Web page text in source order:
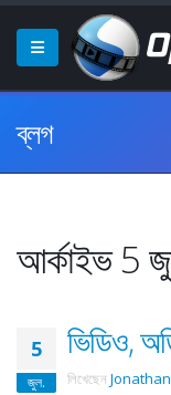
ব্লগ
আর্কাইভ 5
5
জুল.
ভিডিও,
লিখেছেন Jonathan